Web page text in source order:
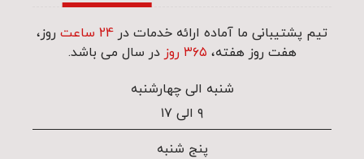
تیم پشتیبانی ما آماده ارائه خدمات در 24 ساعت
روز،
هفت روز هفته، ۳۶۵ روز در سال می باشد.
شنبه الی چهارشنبه
۹ الی ۱۷
پنج شنبه